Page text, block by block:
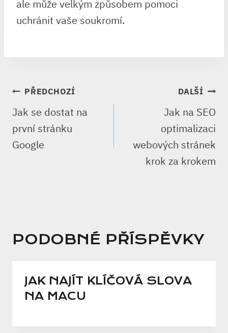
ale může velkým způsobem pomoci
uchránit vaše soukromí.
NAVIGACE
PRO
PŘÍSPĚVEK
PŘEDCHOZÍ
Jak se dostat na
první stránku
Google
DALŠÍ
Jak na SEO
optimalizaci
webových stránek
krok za krokem
PODOBNÉ PŘÍSPĚVKY
JAK NAJÍT KLÍČOVÁ SLOVA
NA MACU